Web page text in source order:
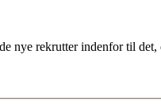
nye rekrutter indenfor til det,